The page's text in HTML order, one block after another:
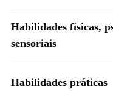
Habilidades físicas,
sensoriais
Habilidades práticas